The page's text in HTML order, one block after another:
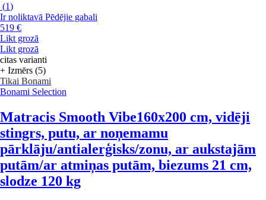
(1)
Ir noliktavā Pēdējie gabali
519 €
Likt grozā
Likt grozā
citas varianti
+ Izmērs (5)
Tikai Bonami
Bonami Selection
Matracis Smooth Vibe160x200 cm, vidēji
stingrs, putu, ar noņemamu
pārklāju/antialerģisks/zonu, ar aukstajām
putām/ar atmiņas putām, biezums 21 cm,
slodze 120 kg